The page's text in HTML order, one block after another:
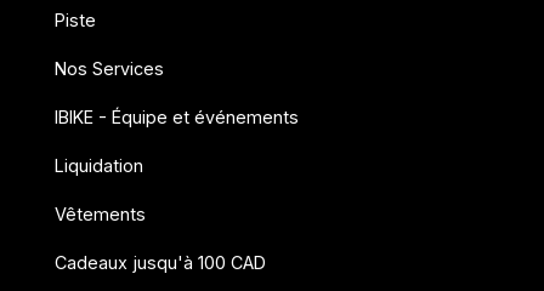
Piste
Nos Services
IBIKE - Équipe et événements
Liquidation
Vêtements
Cadeaux jusqu'à 100 CAD